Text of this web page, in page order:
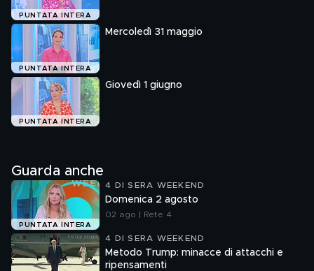
PUNTATA INTERA
PUNTATA INTERA
Mercoledì 31 maggio
PUNTATA INTERA
Giovedì 1 giugno
Guarda anche
PUNTATA INTERA
4 DI SERA WEEKEND
Domenica 2 agosto
02 ago | Rete 4
4 DI SERA WEEKEND
Metodo Trump: minacce di attacchi e
ripensamenti